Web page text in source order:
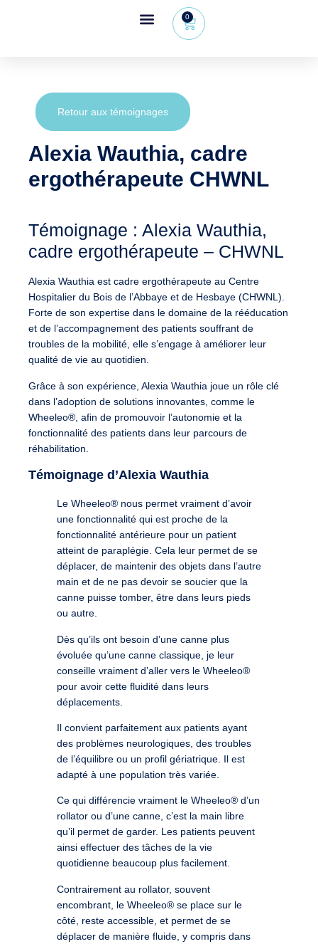
0
Retour aux témoignages
Alexia Wauthia, cadre
ergothérapeute CHWNL
Témoignage : Alexia Wauthia,
cadre ergothérapeute – CHWNL
Alexia Wauthia est cadre ergothérapeute au Centre
Hospitalier du Bois de l’Abbaye et de Hesbaye (CHWNL).
Forte de son expertise dans le domaine de la rééducation
et de l’accompagnement des patients souffrant de
troubles de la mobilité, elle s’engage à améliorer leur
qualité de vie au quotidien.
Grâce à son expérience, Alexia Wauthia joue un rôle clé
dans l’adoption de solutions innovantes, comme le
Wheeleo®, afin de promouvoir l’autonomie et la
fonctionnalité des patients dans leur parcours de
réhabilitation.
Témoignage d’Alexia Wauthia
Le Wheeleo® nous permet vraiment d’avoir
une fonctionnalité qui est proche de la
fonctionnalité antérieure pour un patient
atteint de paraplégie. Cela leur permet de se
déplacer, de maintenir des objets dans l’autre
main et de ne pas devoir se soucier que la
canne puisse tomber, être dans leurs pieds
ou autre.
Dès qu’ils ont besoin d’une canne plus
évoluée qu’une canne classique, je leur
conseille vraiment d’aller vers le Wheeleo®
pour avoir cette fluidité dans leurs
déplacements.
Il convient parfaitement aux patients ayant
des problèmes neurologiques, des troubles
de l’équilibre ou un profil gériatrique. Il est
adapté à une population très variée.
Ce qui différencie vraiment le Wheeleo® d’un
rollator ou d’une canne, c’est la main libre
qu’il permet de garder. Les patients peuvent
ainsi effectuer des tâches de la vie
quotidienne beaucoup plus facilement.
Contrairement au rollator, souvent
encombrant, le Wheeleo® se place sur le
côté, reste accessible, et permet de se
déplacer de manière fluide, y compris dans